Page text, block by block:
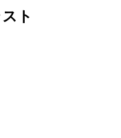
ト